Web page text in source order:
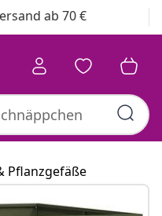
ab 70 €
Pflanzgefäße